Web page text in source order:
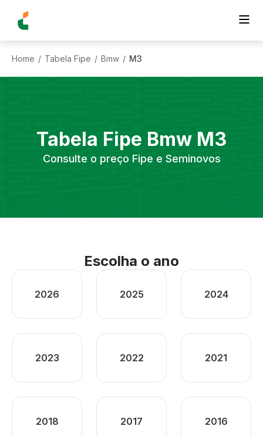
Home / Tabela Fipe / Bmw / M3
Tabela Fipe Bmw M3
Consulte o preço Fipe e Seminovos
Escolha o ano
2026 2025 2024
2023 2022 2021
2018 2017 2016